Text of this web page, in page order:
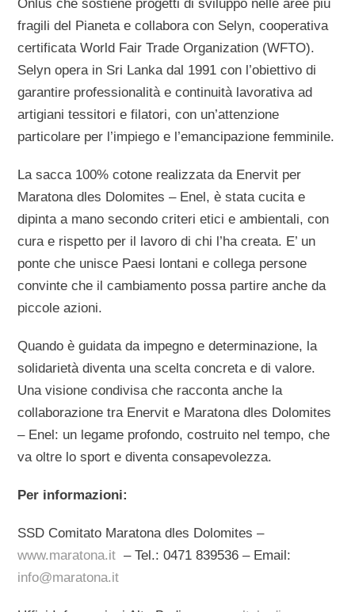
Onlus che sostiene progetti di sviluppo nelle aree più
fragili del Pianeta e collabora con Selyn, cooperativa
certificata World Fair Trade Organization (WFTO).
Selyn opera in Sri Lanka dal 1991 con l’obiettivo di
garantire professionalità e continuità lavorativa ad
artigiani tessitori e filatori, con un’attenzione
particolare per l’impiego e l’emancipazione femminile.
La sacca 100% cotone realizzata da Enervit per
Maratona dles Dolomites – Enel, è stata cucita e
dipinta a mano secondo criteri etici e ambientali, con
cura e rispetto per il lavoro di chi l’ha creata. E’ un
ponte che unisce Paesi lontani e collega persone
convinte che il cambiamento possa partire anche da
piccole azioni.
Quando è guidata da impegno e determinazione, la
solidarietà diventa una scelta concreta e di valore.
Una visione condivisa che racconta anche la
collaborazione tra Enervit e Maratona dles Dolomites
– Enel: un legame profondo, costruito nel tempo, che
va oltre lo sport e diventa consapevolezza.
Per informazioni:
SSD Comitato Maratona dles Dolomites –
www.maratona.it – Tel.: 0471 839536 – Email:
info@maratona.it